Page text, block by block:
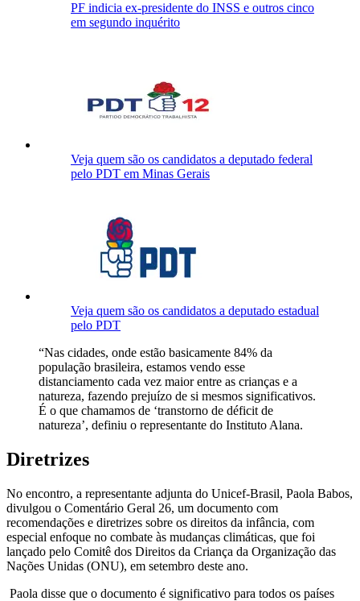
PF indicia ex-presidente do INSS e outros cinco
em segundo inquérito
Veja quem são os candidatos a deputado federal
pelo PDT em Minas Gerais
Veja quem são os candidatos a deputado estadual
pelo PDT
“Nas cidades, onde estão basicamente 84% da
população brasileira, estamos vendo esse
distanciamento cada vez maior entre as crianças e a
natureza, fazendo prejuízo de si mesmos significativos.
É o que chamamos de ‘transtorno de déficit de
natureza’, definiu o representante do Instituto Alana.
Diretrizes
No encontro, a representante adjunta do Unicef-Brasil, Paola Babos,
divulgou o Comentário Geral 26, um documento com
recomendações e diretrizes sobre os direitos da infância, com
especial enfoque no combate às mudanças climáticas, que foi
lançado pelo Comitê dos Direitos da Criança da Organização das
Nações Unidas (ONU), em setembro deste ano.
Paola disse que o documento é significativo para todos os países